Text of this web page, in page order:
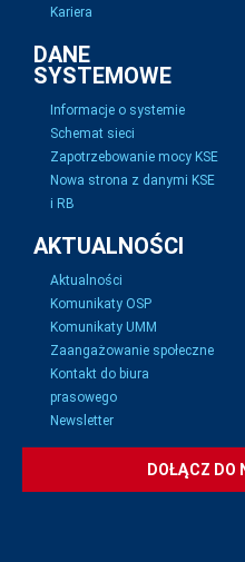
Kariera
DANE
SYSTEMOWE
Informacje o systemie
Schemat sieci
Zapotrzebowanie mocy KSE
Nowa strona z danymi KSE
i RB
AKTUALNOŚCI
Aktualności
Komunikaty OSP
Komunikaty UMM
Zaangażowanie społeczne
Kontakt do biura
prasowego
Newsletter
DOŁĄCZ DO